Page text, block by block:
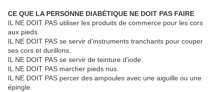
CE QUE LA PERSONNE DIABÉTIQUE NE DOIT PAS FAIRE
IL NE DOIT PAS utiliser les produits de commerce pour les cors
aux pieds.
IL NE DOIT PAS se servir d’instruments tranchants pour couper
ses cors et durillons.
IL NE DOIT PAS se servir de teinture d’iode.
IL NE DOIT PAS marcher pieds nus.
IL NE DOIT PAS percer des ampoules avec une aiguille ou une
épingle.